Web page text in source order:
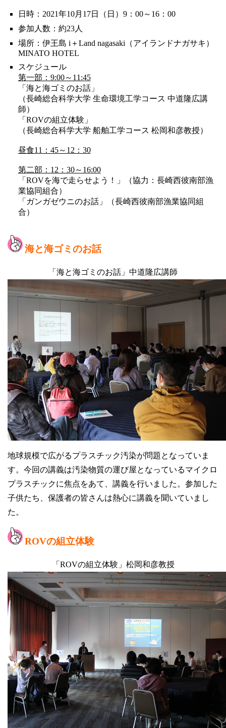
日時：2021年10月17日（日）9：00～16：00
参加人数：約23人
場所：伊王島 i＋Land nagasaki（アイランドナガサキ）
MINATO HOTEL
スケジュール
第一部：9:00～11:45
「海と海ゴミのお話」
（長崎総合科学大学 生命環境工学コース 中道隆広講
師）
「ROVの組立体験」
（長崎総合科学大学 船舶工学コース 松岡和彦教授）
昼食11：45～12：30
第二部：12：30～16:00
「ROVを海で走らせよう！」（協力：長崎西彼南部漁
業協同組合）
「ガンガゼウニのお話」（長崎西彼南部漁業協同組
合）
海と海ゴミのお話
「海と海ゴミのお話」中道隆広講師
地球規模で広がるプラスチック汚染が問題となっていま
す。今回の講義は汚染物質の運び屋となっているマイクロ
プラスチックに焦点をあて、講義を行いました。参加した
子供たち、保護者の皆さんは熱心に講義を聞いていまし
た。
ROVの組立体験
「ROVの組立体験」松岡和彦教授